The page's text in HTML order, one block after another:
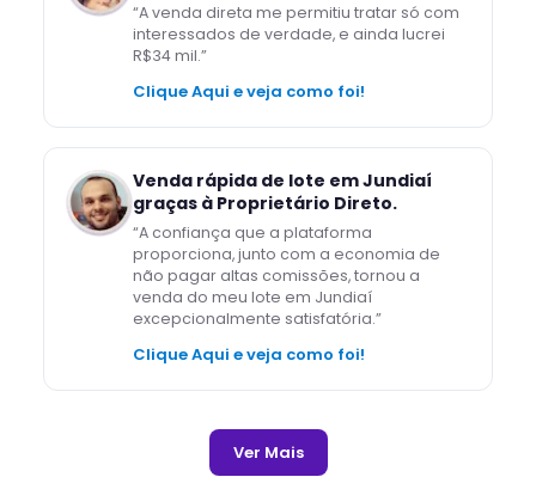
“A venda direta me permitiu tratar só com
interessados de verdade, e ainda lucrei
R$34 mil.”
Clique Aqui e veja como foi!
Venda rápida de lote em Jundiaí
graças à Proprietário Direto.
“A confiança que a plataforma
proporciona, junto com a economia de
não pagar altas comissões, tornou a
venda do meu lote em Jundiaí
excepcionalmente satisfatória.”
Clique Aqui e veja como foi!
Ver Mais